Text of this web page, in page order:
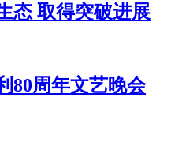
态 取得突破进展
80周年文艺晚会